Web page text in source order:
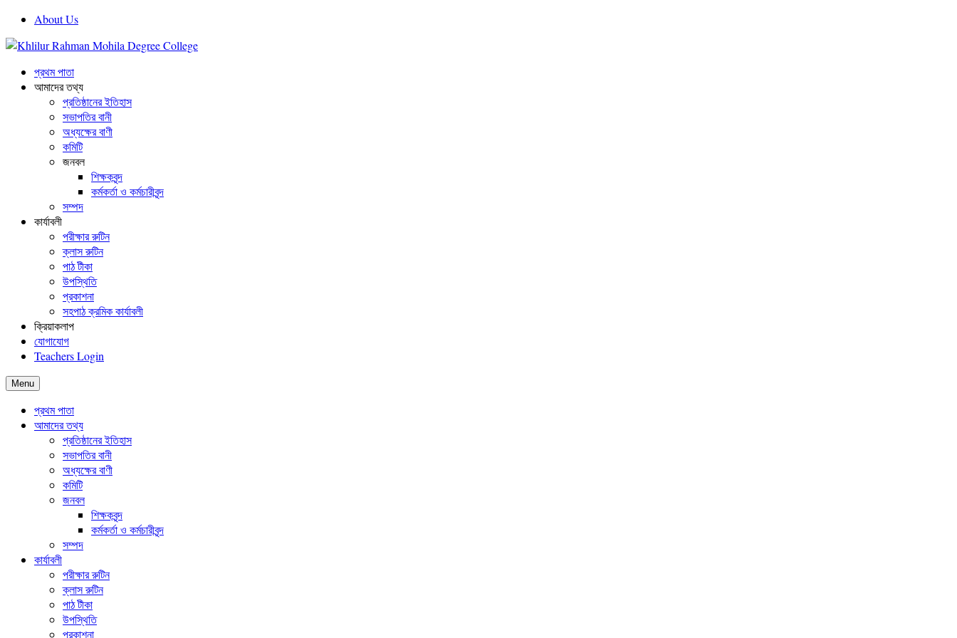
About Us
প্রথম পাতা
আমাদের তথ্য
প্রতিষ্ঠানের ইতিহাস
সভাপতির বানী
অধ্যক্ষের বাণী
কমিটি
জনবল
শিক্ষকবৃন্দ
কর্মকর্তা ও কর্মচারীবৃন্দ
সম্পদ
কার্যাবলী
পরীক্ষার রুটিন
ক্লাস রুটিন
পাঠ টীকা
উপস্থিতি
প্রকাশনা
সহপাঠ ক্রমিক কার্যাবলী
ক্রিয়াকলাপ
যোগাযোগ
Teachers Login
Menu
প্রথম পাতা
আমাদের তথ্য
প্রতিষ্ঠানের ইতিহাস
সভাপতির বানী
অধ্যক্ষের বাণী
কমিটি
জনবল
শিক্ষকবৃন্দ
কর্মকর্তা ও কর্মচারীবৃন্দ
সম্পদ
কার্যাবলী
পরীক্ষার রুটিন
ক্লাস রুটিন
পাঠ টীকা
উপস্থিতি
প্রকাশনা